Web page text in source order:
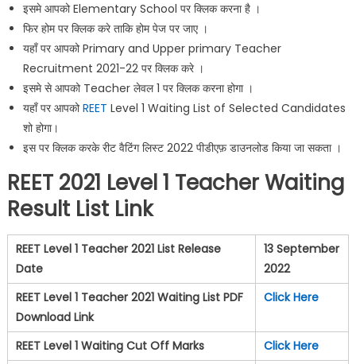
इसमे आपको Elementary School पर क्लिक करना है ।
फिर होम पर क्लिक करे ताकि होम पेज पर जाए ।
यहाँ पर आपको Primary and Upper primary Teacher
Recruitment 2021-22 पर क्लिक करे ।
इसमे से आपको Teacher लेवल 1 पर क्लिक करना होगा ।
यहाँ पर आपकोREET Level 1 Waiting List of Selected Candidates
शो होगा।
इस पर क्लिक करके रीट वैटिंग लिस्ट 2022 पीडीएफ़ डाउनलोड किया जा सकता ।
REET 2021 Level 1 Teacher Waiting
Result List Link
REET Level 1 Teacher 2021 List Release
Date
13 September
2022
REET Level 1 Teacher 2021 Waiting List PDF
Download Link
Click Here
REET Level 1 Waiting Cut Off Marks
Click Here